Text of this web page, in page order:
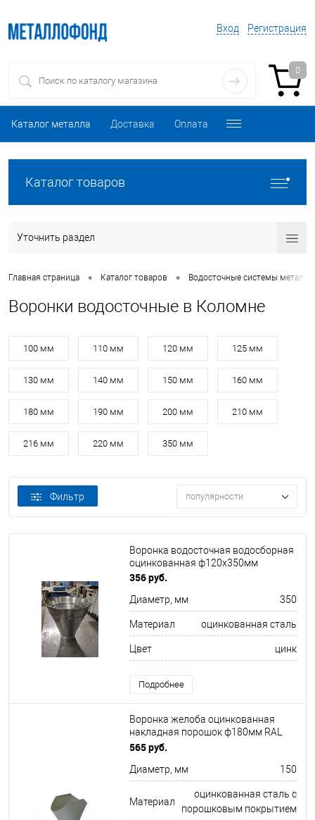
Вход Регистрация
0
Каталог металла Доставка Оплата
Каталог товаров
Уточнить раздел
Главная страница • Каталог товаров • Водосточные системы
Воронки водосточные в Коломне
100 мм 110 мм 120 мм 125 мм
130 мм 140 мм 150 мм 160 мм
180 мм 190 мм 200 мм 210 мм
216 мм 220 мм 350 мм
Фильтр популярности
Воронка водосточная водосборная
оцинкованная ф120х350мм
356 руб.
Диаметр, мм 350
Материал оцинкованная сталь
Цвет цинк
Подробнее
Воронка желоба оцинкованная
накладная порошок ф180мм RAL
7042
565 руб.
Диаметр, мм 150
Материал
оцинкованная сталь с
порошковым покрытием